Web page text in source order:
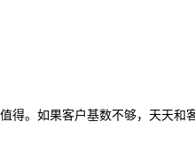
得。如果客户基数不够，天天和